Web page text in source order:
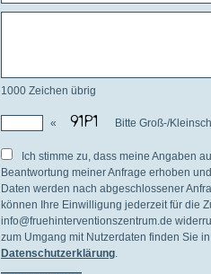
1000Zeichen übrig
« Bitte Groß-/
Ich stimme zu, dass meine Angaben
Beantwortung meiner Anfrage erhoben
Daten werden nach abgeschlossener
können Ihre Einwilligung jederzeit für die
info@fruehinterventionszentrum.de
zum Umgang mit Nutzerdaten finden Sie
Datenschutzerklärung.